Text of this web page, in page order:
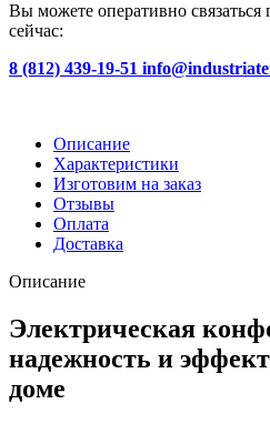
Вы можете оперативно
сейчас:
8 (812) 439-19-51
Описание
Характеристики
Изготовим на заказ
Отзывы
Оплата
Доставка
Описание
Электрическая
надежность и
доме